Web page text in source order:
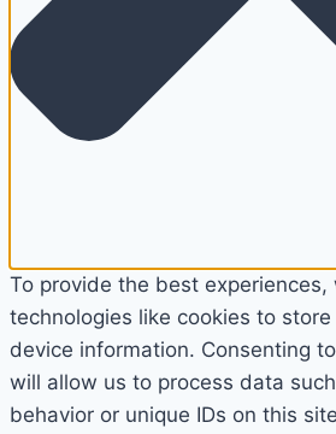
To provide the best experiences,
technologies like cookies to
device information. Consenting
will allow us to process data
behavior or unique IDs on this